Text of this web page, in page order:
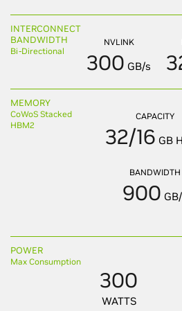
INTERCONNECT
BANDWIDTH
Bi-Directional
NVLINK
300 GB/s
MEMORY
CoWoS Stacked
HBM2
CAPACITY
32/16 GB
BANDWIDTH
900
POWER
Max Consumption
300
WATTS